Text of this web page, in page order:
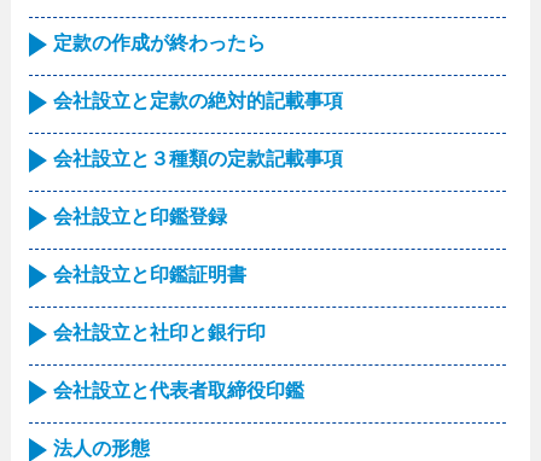
定款の作成が終わったら
会社設立と定款の絶対的記載事項
会社設立と３種類の定款記載事項
会社設立と印鑑登録
会社設立と印鑑証明書
会社設立と社印と銀行印
会社設立と代表者取締役印鑑
法人の形態